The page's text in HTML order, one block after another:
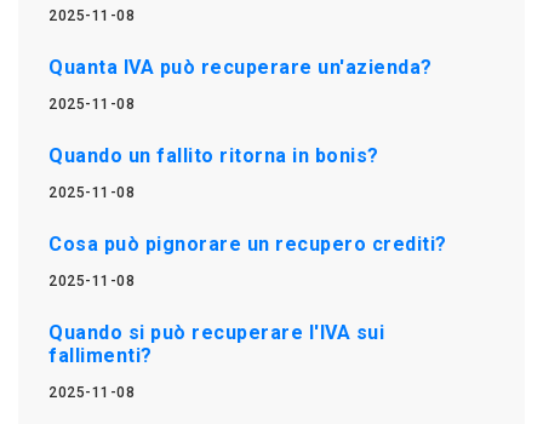
2025-11-08
Quanta IVA può recuperare un'azienda?
2025-11-08
Quando un fallito ritorna in bonis?
2025-11-08
Cosa può pignorare un recupero crediti?
2025-11-08
Quando si può recuperare l'IVA sui
fallimenti?
2025-11-08